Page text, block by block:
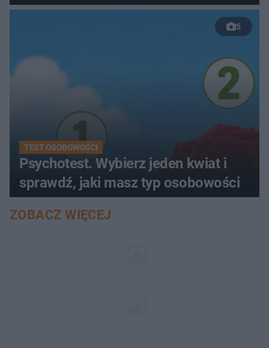
5
TEST OSOBOWOŚCI
Psychotest. Wybierz jeden kwiat i
sprawdź, jaki masz typ osobowości
ZOBACZ WIĘCEJ